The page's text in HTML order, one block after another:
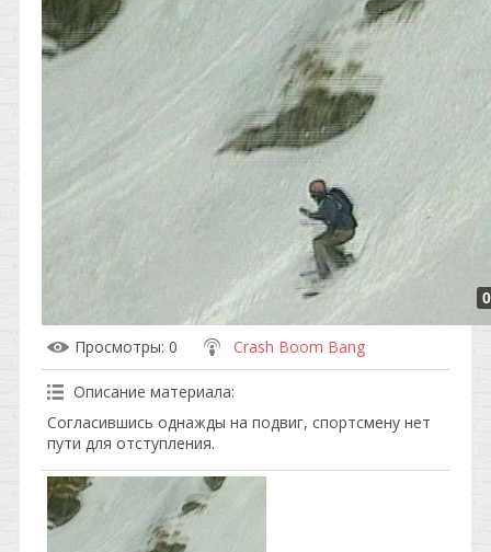
Просмотры: 0 Crash Boom Bang
Описание материала:
Согласившись однажды на подвиг, спортсмену нет
пути для отступления.